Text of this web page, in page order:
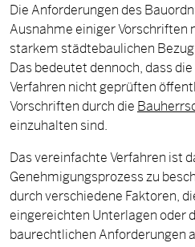
Die Anforderungen des
Ausnahme einiger Vorschriften
starkem städtebaulichen
Das bedeutet dennoch, dass
Verfahren nicht geprüften
Vorschriften durch die
einzuhalten sind.
Das vereinfachte Verfahren ist
Genehmigungsprozess zu
durch verschiedene Faktoren,
eingereichten Unterlagen oder
baurechtlichen Anforderungen